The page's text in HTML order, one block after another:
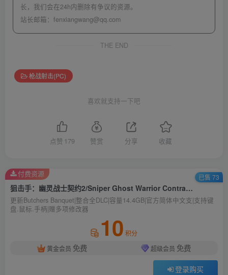
长，我们会在24h内删除有争议的资源。
站长邮箱： fenxiangwang@qq.com
THE END
枪战射击(PC)
喜欢就支持一下吧
点赞 179 赞赏 分享 收藏
狙击手：幽灵战士契约2/Sniper Ghost Warrior Contracts 2
更新Butchers Banquet|整合全DLC|容量14.4GB|官方简体中文支|支持键
盘.鼠标.手柄|赠多项修改器
10 积分
黄金会员 免费 超级会员 免费
登录购买
付费资源 已售 73